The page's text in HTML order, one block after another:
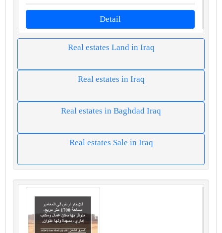
Detail
Real estates Land in Iraq
Real estates in Iraq
Real estates in Baghdad Iraq
Real estates Sale in Iraq